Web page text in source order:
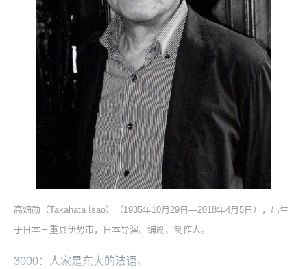
高畑勋（Takahata Isao）（1935年10月29日—2018年4月5日），出生
于日本三重县伊势市，日本导演、编剧、制作人。
3000：人家是东大的法语。